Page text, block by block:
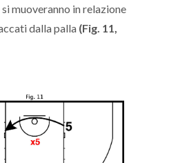
muoveranno in relazione
dalla palla (Fig. 11,